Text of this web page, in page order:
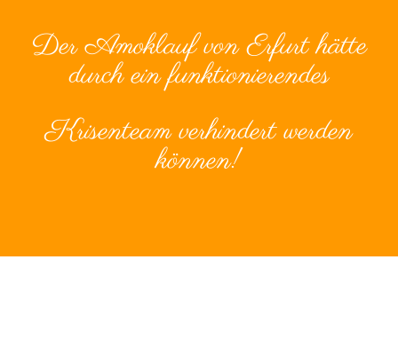
Der Amoklauf von Erfurt hätte
durch ein funktionierendes
Krisenteam verhindert werden
können!